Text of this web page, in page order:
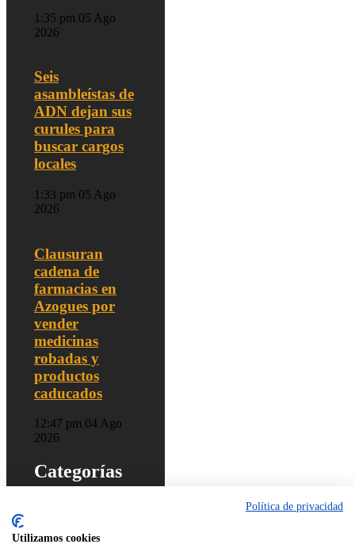
1:35 pm 05 Ago
2026
Seis
asambleístas de
ADN dejan sus
curules para
buscar cargos
locales
1:33 pm 05 Ago
2026
Clausuran
cadena de
farmacias en
Azogues por
vender
medicinas
robadas y
productos
caducados
12:47 pm 04 Ago
2026
Categorías
Música
Política de privacidad
Utilizamos cookies